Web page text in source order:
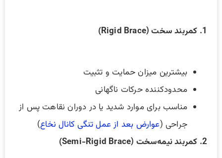
1. کمربند سخت (Rigid Brace)
بیشترین میزان حمایت و تثبیت
محدودکننده حرکات ناگهانی
مناسب برای موارد شدید یا در دوران نقاهت پس از
جراحی (عوارض بعد از عمل تنگی کانال نخاع)
2. کمربند نیمه‌سخت (Semi-Rigid Brace)